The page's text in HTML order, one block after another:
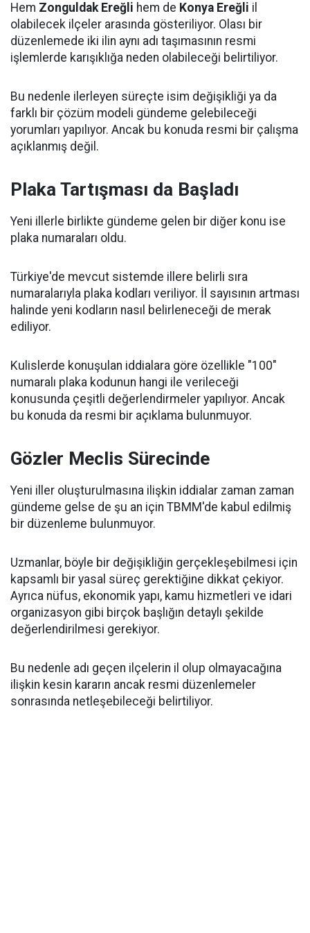
Hem Zonguldak Ereğli hem de Konya Ereğli il
olabilecek ilçeler arasında gösteriliyor. Olası bir
düzenlemede iki ilin aynı adı taşımasının resmi
işlemlerde karışıklığa neden olabileceği belirtiliyor.
Bu nedenle ilerleyen süreçte isim değişikliği ya da
farklı bir çözüm modeli gündeme gelebileceği
yorumları yapılıyor. Ancak bu konuda resmi bir çalışma
açıklanmış değil.
Plaka Tartışması da Başladı
Yeni illerle birlikte gündeme gelen bir diğer konu ise
plaka numaraları oldu.
Türkiye'de mevcut sistemde illere belirli sıra
numaralarıyla plaka kodları veriliyor. İl sayısının artması
halinde yeni kodların nasıl belirleneceği de merak
ediliyor.
Kulislerde konuşulan iddialara göre özellikle "100"
numaralı plaka kodunun hangi ile verileceği
konusunda çeşitli değerlendirmeler yapılıyor. Ancak
bu konuda da resmi bir açıklama bulunmuyor.
Gözler Meclis Sürecinde
Yeni iller oluşturulmasına ilişkin iddialar zaman zaman
gündeme gelse de şu an için TBMM'de kabul edilmiş
bir düzenleme bulunmuyor.
Uzmanlar, böyle bir değişikliğin gerçekleşebilmesi için
kapsamlı bir yasal süreç gerektiğine dikkat çekiyor.
Ayrıca nüfus, ekonomik yapı, kamu hizmetleri ve idari
organizasyon gibi birçok başlığın detaylı şekilde
değerlendirilmesi gerekiyor.
Bu nedenle adı geçen ilçelerin il olup olmayacağına
ilişkin kesin kararın ancak resmi düzenlemeler
sonrasında netleşebileceği belirtiliyor.